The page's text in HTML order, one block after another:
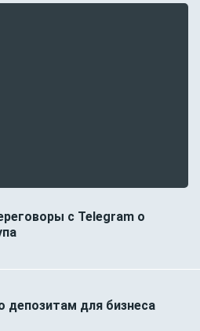
с Telegram о
депозитам для бизнеса